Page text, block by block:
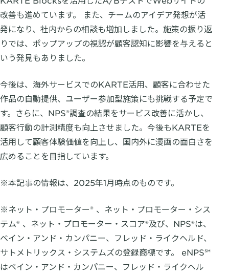
改善も進めています。 また、チームのアイデア発想が活
発になり、社内からの相談も増加しました。施策の振り返
りでは、ポップアップの視認が顧客認知に影響を与えると
いう発見もありました。
今後は、海外サービスでのKARTE活用、顧客に合わせた
作品の自動提供、ユーザー参加型施策にも挑戦する予定で
す。さらに、NPS®調査の結果をサービス改善に活かし、
顧客行動の計測精度も向上させました。今後もKARTEを
活用して顧客体験価値を向上し、国内外に漫画の面白さを
広めることを目指しています。
※本記事の情報は、2025年1月時点のものです。
※ネット・プロモーター® 、ネット・プロモーター・シス
テム® 、ネット・プロモーター・スコア®及び、NPS®は、
ベイン・アンド・カンパニー、フレッド・ライクヘルド、
サトメトリックス・システムズの登録商標です。 eNPS℠
はベイン・アンド・カンパニー、フレッド・ライクヘル